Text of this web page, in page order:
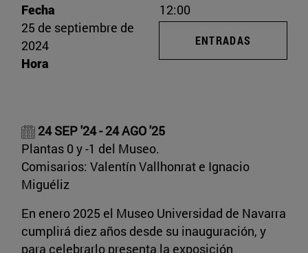
24 SEP '24 - 24 AGO '25
Plantas 0 y -1 del Museo.
Comisarios: Valentín Vallhonrat e Ignacio
Miguéliz
En enero 2025 el Museo Universidad de Navarra
cumplirá diez años desde su inauguración, y
para celebrarlo presenta la exposición
Fecha
25 de septiembre de
2024
Hora
12:00
ENTRADAS